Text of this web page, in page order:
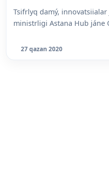
Tsifrlyq damý,
ministrligi Astana Hub jáne
27 qazan 2020